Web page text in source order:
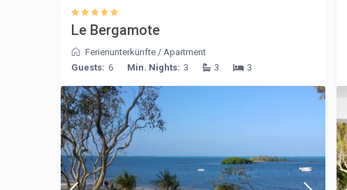
Le Bergamote
Ferienunterkünfte / Apartment
Guests: 6 Min. Nights: 3 3 3